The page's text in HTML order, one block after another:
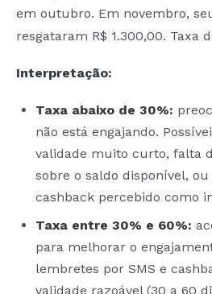
em outubro. Em novembro,
resgataram R$ 1.300,00. Taxa
Interpretação:
Taxa abaixo de 30%:
não está engajando.
validade muito curto, falta
sobre o saldo disponível,
cashback percebido como
Taxa entre 30% e 60%:
para melhorar o
lembretes por SMS e
validade razoável (30 a 60